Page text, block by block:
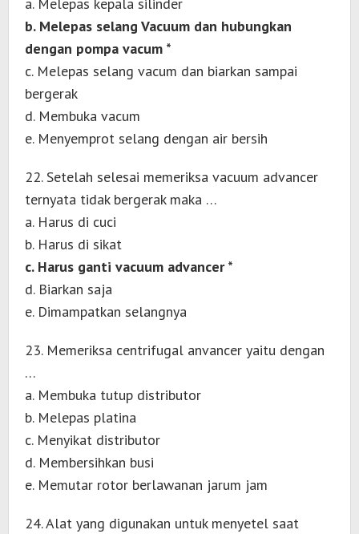
b. Melepas selang Vacuum dan hubungkan
dengan pompa vacum *
c. Melepas selang vacum dan biarkan sampai
bergerak
d. Membuka vacum
e. Menyemprot selang dengan air bersih
22. Setelah selesai memeriksa vacuum advancer
ternyata tidak bergerak maka …
a. Harus di cuci
b. Harus di sikat
c. Harus ganti vacuum advancer *
d. Biarkan saja
e. Dimampatkan selangnya
23. Memeriksa centrifugal anvancer yaitu dengan
…
a. Membuka tutup distributor
b. Melepas platina
c. Menyikat distributor
d. Membersihkan busi
e. Memutar rotor berlawanan jarum jam
24. Alat yang digunakan untuk menyetel saat